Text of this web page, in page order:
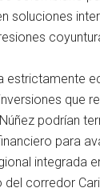
soluciones
estrictamente
que
podrían
para
integrada
corredor